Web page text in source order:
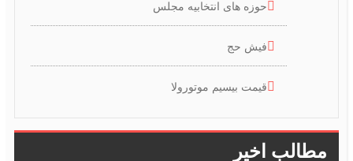
حوزه های انتخابیه مجلس
فیش حج
قیمت بیسیم موتورولا
مطالب اخیر